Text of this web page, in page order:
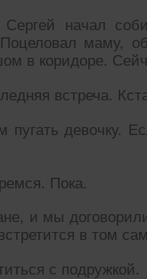
начал
маму,
в коридоре.
встреча.
девочку.
Пока.
и мы
в том
с подружкой.